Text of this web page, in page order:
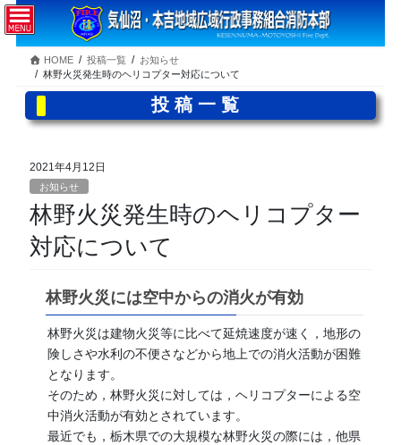
コ
ン
テ
ス
ナ
ビ
ゲ
ン
HOME 投稿一覧
お知らせ
林野火災発生時のヘリコプター対応について
投稿一覧
2021年4月12日
お知らせ
林野火災発生時のヘリコプター
対応について
林野火災には空中からの消火が有効
林野火災は建物火災等に比べて延焼速度が速く，地形の
険しさや水利の不便さなどから地上での消火活動が困難
となります。
そのため，林野火災に対しては，ヘリコプターによる空
中消火活動が有効とされています。
最近でも，栃木県での大規模な林野火災の際には，他県